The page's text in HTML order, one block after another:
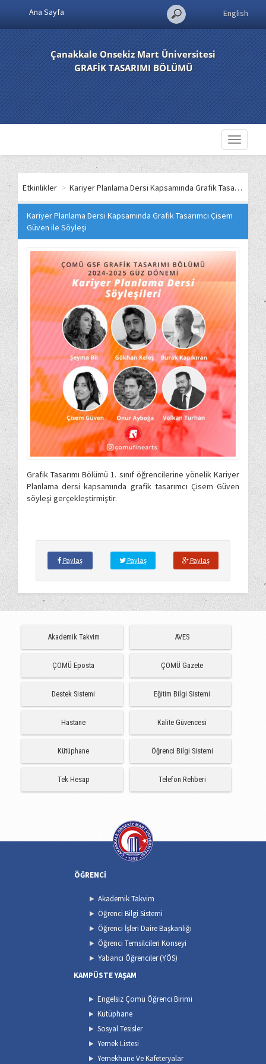
English
Ana Sayfa
Çanakkale Onsekiz Mart Üniversitesi
GRAFİK TASARIMI BÖLÜMÜ
Toggle
Etkinlikler > Kariyer Planlama Dersi Kapsamında Grafik Tasarımcı Çisem Güven ile Söyleşi
Kariyer Planlama Dersi Kapsamında Grafik Tasarımcı Çisem
Güven ile Söyleşi
Grafik Tasarımı Bölümü 1. sınıf öğrencilerine yönelik Kariyer
Planlama dersi kapsamında grafik tasarımcı Çisem Güven
söyleşi gerçekleştirmiştir.
Paylaş Paylaş Paylaş
Akademik Takvim AVES
ÇOMÜ Eposta ÇOMÜ Gazete
Destek Sistemi Eğitim Bilgi Sistemi
Hastane Kalite Güvencesi
Kütüphane Öğrenci Bilgi Sistemi
Tek Hesap Telefon Rehberi
ÖĞRENCİ
Akademik Takvim
Öğrenci Bilgi Sistemi
Öğrenci İşleri Daire Başkanlığı
Öğrenci Temsilcileri Konseyi
Yabancı Öğrenciler (YÖS)
KAMPÜSTE YAŞAM
Engelsiz Çomü Öğrenci Birimi
Kütüphane
Sosyal Tesisler
Yemek Listesi
Yemekhane Ve Kafeteryalar